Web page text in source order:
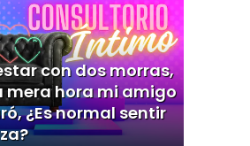
con dos morras,
mera hora mi amigo
¿Es normal sentir